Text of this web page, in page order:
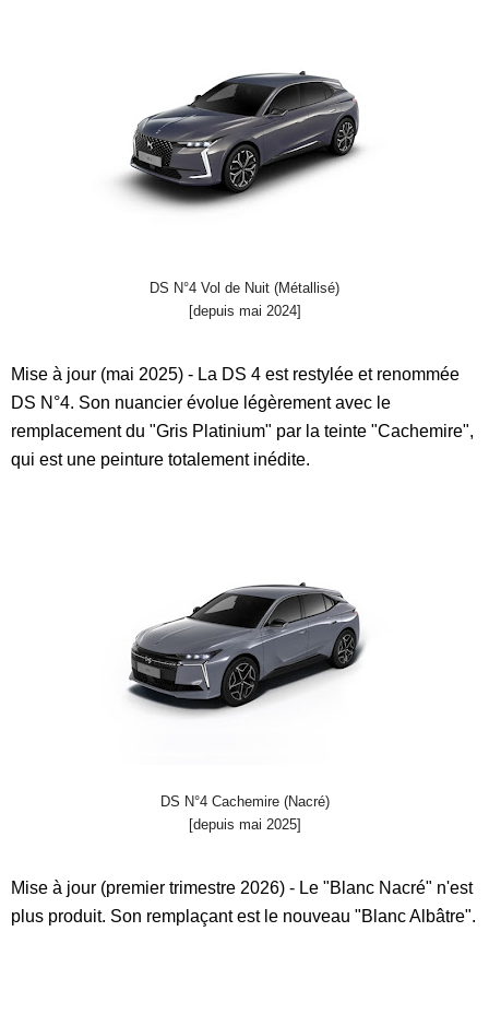
DS N°4 Vol de Nuit (Métallisé)
[depuis mai 2024]
Mise à jour (mai 2025) - La DS 4 est restylée et renommée
DS N°4. Son nuancier évolue légèrement avec le
remplacement du "Gris Platinium" par la teinte "Cachemire",
qui est une peinture totalement inédite.
DS N°4 Cachemire (Nacré)
[depuis mai 2025]
Mise à jour (premier trimestre 2026) - Le "Blanc Nacré" n'est
plus produit. Son remplaçant est le nouveau "Blanc Albâtre".